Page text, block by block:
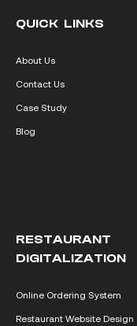
QUICK LINKS
About Us
Contact Us
Case Study
Blog
RESTAURANT
DIGITALIZATION
Online Ordering System
Restaurant Website Design